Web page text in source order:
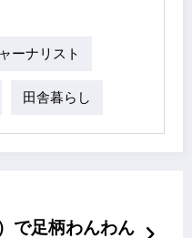
ーナリスト
田舎暮らし
で足柄わんわん